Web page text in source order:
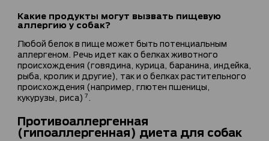
Какие продукты могут вызвать пищевую
аллергию у собак?
Любой белок в пище может быть потенциальным
аллергеном. Речь идет как о белках животного
происхождения (говядина, курица, баранина, индейка,
рыба, кролик и другие), так и о белках растительного
происхождения (например, глютен пшеницы,
кукурузы, риса) 7
Противоаллергенная
(гипоаллергенная) диета для собак